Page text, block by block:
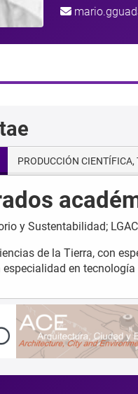
PRODUCCIÓN
y Sustentabilidad;
de la Tierra, con
especialidad en